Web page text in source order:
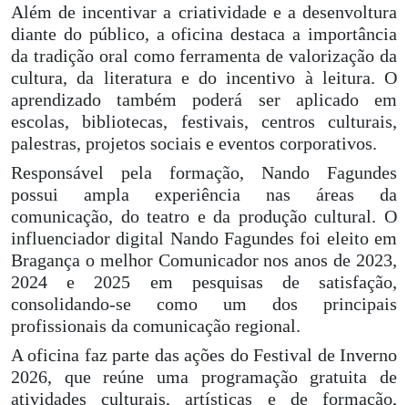
Além de incentivar a criatividade e a desenvoltura
diante do público, a oficina destaca a importância
da tradição oral como ferramenta de valorização da
cultura, da literatura e do incentivo à leitura. O
aprendizado também poderá ser aplicado em
escolas, bibliotecas, festivais, centros culturais,
palestras, projetos sociais e eventos corporativos.
Responsável pela formação, Nando Fagundes
possui ampla experiência nas áreas da
comunicação, do teatro e da produção cultural. O
influenciador digital Nando Fagundes foi eleito em
Bragança o melhor Comunicador nos anos de 2023,
2024 e 2025 em pesquisas de satisfação,
consolidando-se como um dos principais
profissionais da comunicação regional.
A oficina faz parte das ações do Festival de Inverno
2026, que reúne uma programação gratuita de
atividades culturais, artísticas e de formação,